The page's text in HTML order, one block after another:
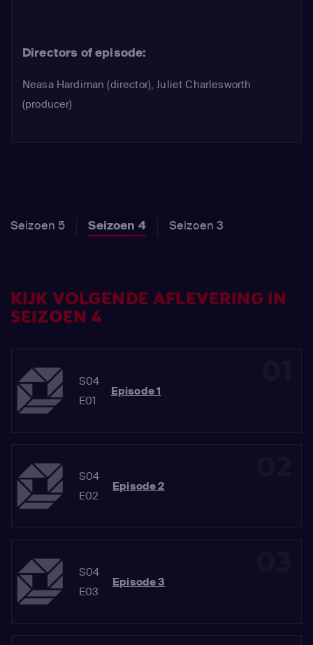
Directors of episode:
Neasa Hardiman (director), Juliet Charlesworth
(producer)
Seizoen 5 Seizoen 4 Seizoen 3
KIJK VOLGENDE AFLEVERING IN
SEIZOEN 4
S04
E01
Episode 1
S04
E02
Episode 2
S04
E03
Episode 3